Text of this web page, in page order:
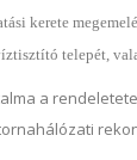
kerete
telepét,
a